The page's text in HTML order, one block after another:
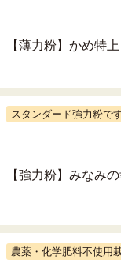
【薄力粉】かめ特
スタンダード強力粉で
【強力粉】みなみ
農薬・化学肥料不使用